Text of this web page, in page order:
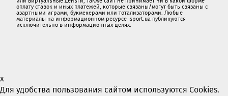
oплaту ставок и иных платежей, которые связаны/могут быть связаны c
азартными игрaми, букмекерами или тотализаторами. Любые
материалы на информационном ресурсе isport.ua публикуютcя
исключительно в информационных целях.
x
Для удобства пользования сайтом используются Cookies.